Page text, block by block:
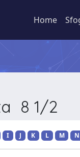
Home
8 1/2
I J K L M N